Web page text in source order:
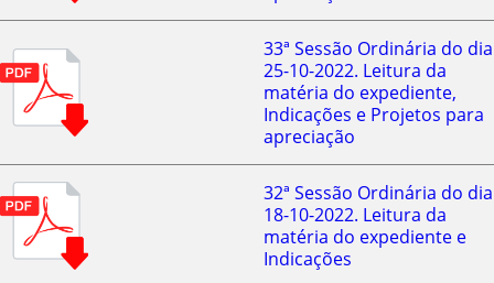
33ª Sessão Ordinária do dia
25-10-2022. Leitura da
matéria do expediente,
Indicações e Projetos para
apreciação
32ª Sessão Ordinária do dia
18-10-2022. Leitura da
matéria do expediente e
Indicações